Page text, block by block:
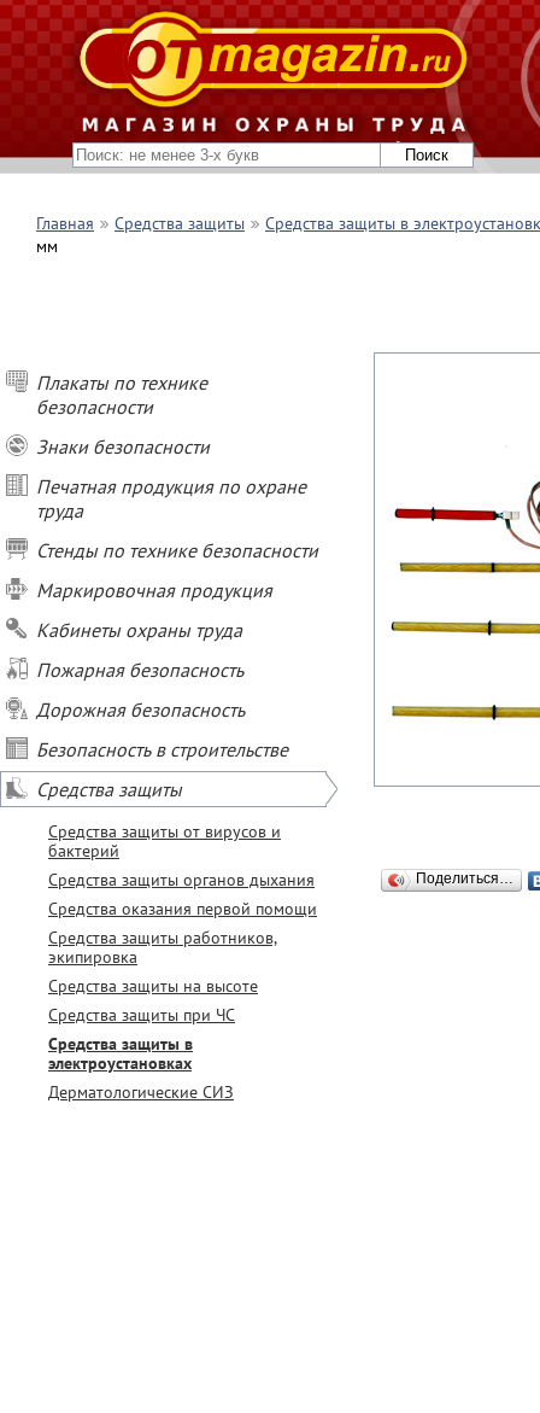
Главная Средства защиты
Средства защиты в
мм
Плакаты по технике
безопасности
Знаки безопасности
Печатная продукция по охране
труда
Стенды по технике безопасности
Маркировочная продукция
Кабинеты охраны труда
Пожарная безопасность
Дорожная безопасность
Безопасность в строительстве
Средства защиты
Средства защиты от вирусов и
бактерий
Средства защиты органов дыхания
Средства оказания первой помощи
Средства защиты работников,
экипировка
Средства защиты на высоте
Средства защиты при ЧС
Средства защиты в
электроустановках
Дерматологические СИЗ
Поделиться…